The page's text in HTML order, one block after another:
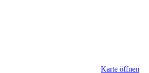
Karte öffnen